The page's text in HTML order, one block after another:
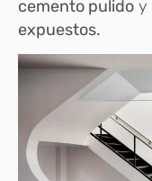
cemento pulido y
expuestos.